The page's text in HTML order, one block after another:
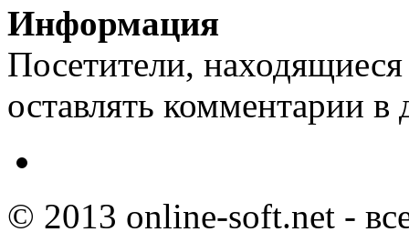
Информация
Посетители,
оставлять комментарии в
© 2013 online-soft.net -